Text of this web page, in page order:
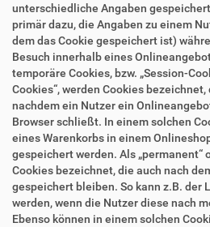
unterschiedliche Angaben
primär dazu, die Angaben zu einem
dem das Cookie gespeichert ist)
Besuch innerhalb eines
temporäre Cookies, bzw. „Session-
Cookies“, werden Cookies
nachdem ein Nutzer ein
Browser schließt. In einem solchen
eines Warenkorbs in einem
gespeichert werden. Als „permanent“
Cookies bezeichnet, die auch nach
gespeichert bleiben. So kann z.B. der
werden, wenn die Nutzer diese nach
Ebenso können in einem solchen